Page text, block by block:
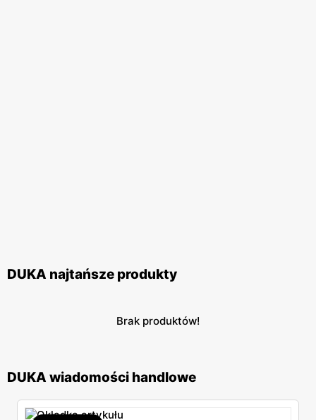
DUKA najtańsze produkty
Brak produktów!
DUKA wiadomości handlowe